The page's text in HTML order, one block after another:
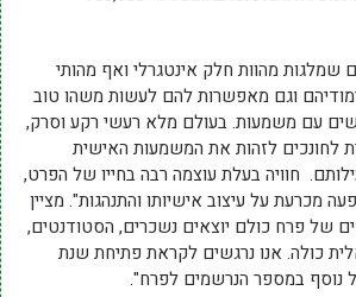
שמלגות מהוות חלק אינטגרלי ואף מהותי
וגם מאפשרות להם לעשות משהו טוב
עם משמעות. בעולם מלא רעשי רקע וסרק,
לחונכים לזהות את המשמעות האישית
חוויה בעלת עוצמה רבה בחייו של הפרט,
על עיצוב אישיותו והתנהגות". מציין
של פרח כולם יוצאים נשכרים, הסטודנטים,
כולה. אנו נרגשים לקראת פתיחת שנת
נוסף במספר הנרשמים לפרח".